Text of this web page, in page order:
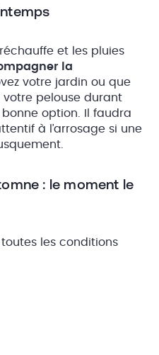
et les pluies
la
votre jardin ou que
votre pelouse durant
bonne option. Il faudra
à l’arrosage si une
: le moment le
toutes les conditions